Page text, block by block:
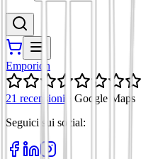
Emporion
21 recensioni
Google Maps
Seguici sui social: